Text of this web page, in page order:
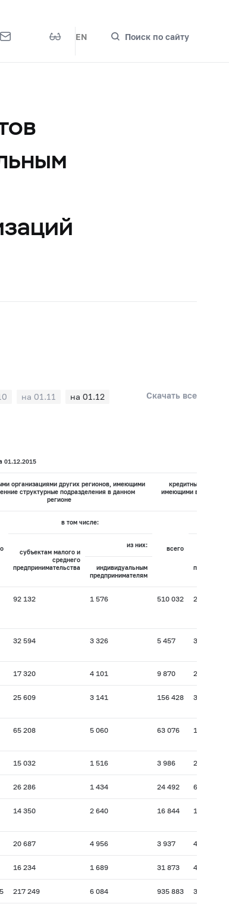
EN Поиск по сайту
на 01.11 на 01.12 Скачать все
01.12.2015
организациями других регионов, имеющими
структурные подразделения в данном
регионе
кредитными
имеющими
в том числе:
всего
субъектам малого и
среднего
предпринимательства
из них:
индивидуальным
предпринимателям
92 132 1 576 510 032 22 084
32 594 3 326 5 457 3 473
17 320 4 101 9 870 2 235
25 609 3 141 156 428 3 104
65 208 5 060 63 076 19 800
15 032 1 516 3 986 2 386
26 286 1 434 24 492 6 558
14 350 2 640 16 844 1 621
20 687 4 956 3 937 498
16 234 1 689 31 873 4 052
217 249 6 084 935 883 31 447